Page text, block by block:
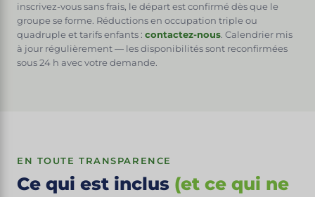
inscrivez-vous sans frais, le départ est confirmé dès que le
groupe se forme. Réductions en occupation triple ou
quadruple et tarifs enfants : contactez-nous. Calendrier mis
à jour régulièrement — les disponibilités sont reconfirmées
sous 24 h avec votre demande.
EN TOUTE TRANSPARENCE
Ce qui est inclus (et ce qui ne